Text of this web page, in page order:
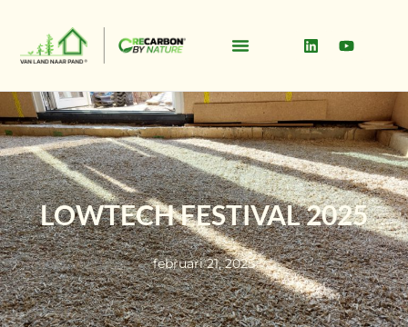
LOWTECH FESTIVAL 2025
februari 21, 2025